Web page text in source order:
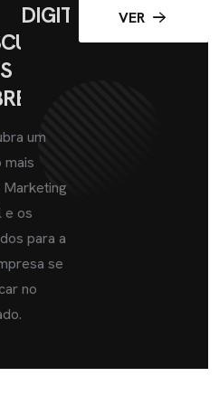
DIGITAL
um
mais
e os
para a
se
no
VER